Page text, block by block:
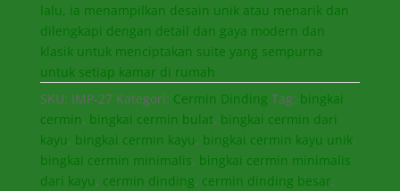
lalu, ia menampilkan desain unik atau menarik dan
dilengkapi dengan detail dan gaya modern dan
klasik untuk menciptakan suite yang sempurna
untuk setiap kamar di rumah
SKU: IMP-27 Kategori: Cermin Dinding Tag: bingkai
cermin, bingkai cermin bulat, bingkai cermin dari
kayu, bingkai cermin kayu, bingkai cermin kayu unik,
bingkai cermin minimalis, bingkai cermin minimalis
dari kayu, cermin dinding, cermin dinding besar,